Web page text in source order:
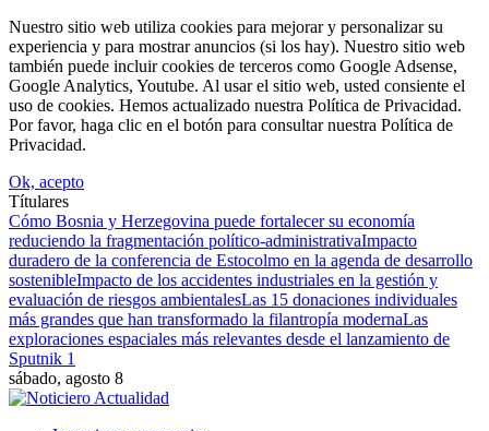
Nuestro sitio web utiliza cookies para mejorar y personalizar su
experiencia y para mostrar anuncios (si los hay). Nuestro sitio web
también puede incluir cookies de terceros como Google Adsense,
Google Analytics, Youtube. Al usar el sitio web, usted consiente el
uso de cookies. Hemos actualizado nuestra Política de Privacidad.
Por favor, haga clic en el botón para consultar nuestra Política de
Privacidad.
Ok, acepto
Títulares
Cómo Bosnia y Herzegovina puede fortalecer su economía
reduciendo la fragmentación político-administrativaImpacto
duradero de la conferencia de Estocolmo en la agenda de desarrollo
sostenibleImpacto de los accidentes industriales en la gestión y
evaluación de riesgos ambientalesLas 15 donaciones individuales
más grandes que han transformado la filantropía modernaLas
exploraciones espaciales más relevantes desde el lanzamiento de
Sputnik 1
sábado, agosto 8